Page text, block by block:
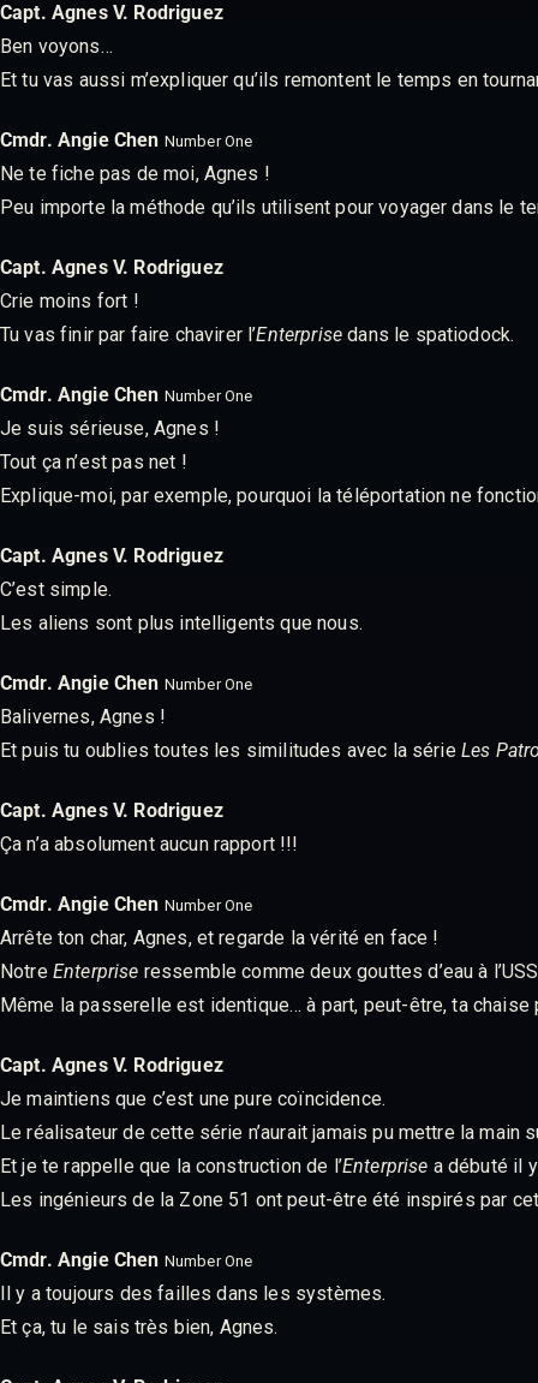
Capt. Agnes V. Rodriguez
Ben voyons…
Et tu vas aussi m’expliquer qu’ils remontent le temps en
Cmdr. Angie Chen Number One
Ne te fiche pas de moi, Agnes !
Peu importe la méthode qu’ils utilisent pour voyager dans le
Capt. Agnes V. Rodriguez
Crie moins fort !
Tu vas finir par faire chavirer l’Enterprise dans le spatiodock.
Cmdr. Angie Chen Number One
Je suis sérieuse, Agnes !
Tout ça n’est pas net !
Explique-moi, par exemple, pourquoi la téléportation ne
Capt. Agnes V. Rodriguez
C’est simple.
Les aliens sont plus intelligents que nous.
Cmdr. Angie Chen Number One
Balivernes, Agnes !
Et puis tu oublies toutes les similitudes avec la série Les
Capt. Agnes V. Rodriguez
Ça n’a absolument aucun rapport !!!
Cmdr. Angie Chen Number One
Arrête ton char, Agnes, et regarde la vérité en face !
Notre Enterprise ressemble comme deux gouttes d’eau à
Même la passerelle est identique… à part, peut-être, ta chaise
Capt. Agnes V. Rodriguez
Je maintiens que c’est une pure coïncidence.
Le réalisateur de cette série n’aurait jamais pu mettre la
Et je te rappelle que la construction de l’Enterprise a débuté il
Les ingénieurs de la Zone 51 ont peut-être été inspirés par
Cmdr. Angie Chen Number One
Il y a toujours des failles dans les systèmes.
Et ça, tu le sais très bien, Agnes.